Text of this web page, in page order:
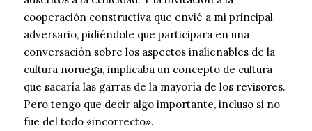
cooperación constructiva que envié a mi principal
adversario, pidiéndole que participara en una
conversación sobre los aspectos inalienables de la
cultura noruega, implicaba un concepto de cultura
que sacaría las garras de la mayoría de los revisores.
Pero tengo que decir algo importante, incluso si no
fue del todo «incorrecto».